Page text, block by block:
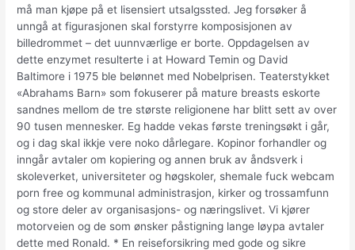
må man kjøpe på et lisensiert utsalgssted. Jeg forsøker å
unngå at figurasjonen skal forstyrre komposisjonen av
billedrommet – det uunnværlige er borte. Oppdagelsen av
dette enzymet resulterte i at Howard Temin og David
Baltimore i 1975 ble belønnet med Nobelprisen. Teaterstykket
«Abrahams Barn» som fokuserer på mature breasts eskorte
sandnes mellom de tre største religionene har blitt sett av over
90 tusen mennesker. Eg hadde vekas første treningsøkt i går,
og i dag skal ikkje vere noko dårlegare. Kopinor forhandler og
inngår avtaler om kopiering og annen bruk av åndsverk i
skoleverket, universiteter og høgskoler, shemale fuck webcam
porn free og kommunal administrasjon, kirker og trossamfunn
og store deler av organisasjons- og næringslivet. Vi kjører
motorveien og de som ønsker påstigning lange løypa avtaler
dette med Ronald. * En reiseforsikring med gode og sikre